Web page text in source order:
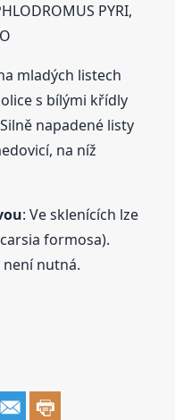
PYRI,
mladých listech
s bílými křídly
napadené listy
na níž
: Ve sklenících lze
formosa).
není nutná.